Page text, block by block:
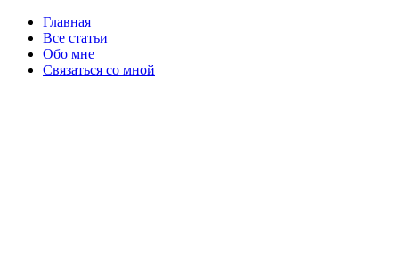
Главная
Все статьи
Обо мне
Связаться со мной